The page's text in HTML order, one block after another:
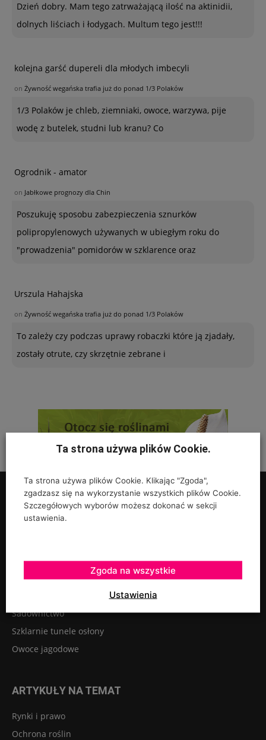
Dzień dobry. Mam tego zatrważającą ilość na aktinidii,
dolnych liściach i łodygach. Multum tego jest!!!
kolejna garść dupereli dla młodych imbecyli
on Żywność wegańska trafia już do ponad 1/3 Polaków
1/3 Polaków je chleb, ziemniaki, owoce, warzywa, pije
wodę z butelek, studni lub kranu? Co
Ogrodnik - amator
on Jabłkowe prognozy dla Chin
Poszukuję sposobu zabezpieczenia sznurków
polipropylenowych używanych w ubiegłym roku do
"prowadzenia" pomidorów w szklarence oraz
Urszula Hahajska
on Żywność wegańska trafia już do ponad 1/3 Polaków
To zależy czy podczas uprawy robaczki które ją zjadały,
zostały otrute, czy skrzętnie zebrane i
Rośliny ozdobne
Szkółkarstwo
Sadownictwo
Szklarnie tunele osłony
Owoce jagodowe
ARTYKUŁY NA TEMAT
Rynki i prawo
Ochrona roślin
Ta strona używa plików Cookie.
Ta strona używa plików Cookie. Klikając "Zgoda",
zgadzasz się na wykorzystanie wszystkich plików Cookie.
Szczegółowych wyborów możesz dokonać w sekcji
ustawienia.
Ustawienia
Zgoda na wszystkie